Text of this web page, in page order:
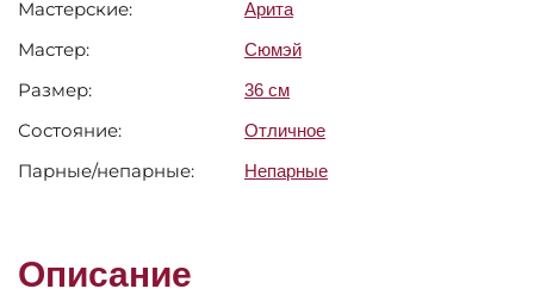
Мастерские: Арита
Мастер: Сюмэй
Размер: 36 см
Состояние: Отличное
Парные/непарные: Непарные
Описание